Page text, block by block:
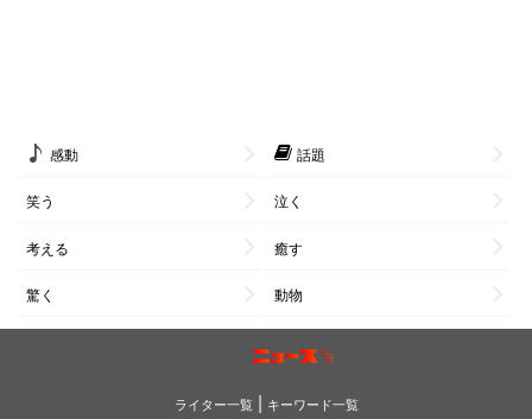
感動 話題
笑う 泣く
考える 癒す
驚く 動物
ライター一覧| キーワード一覧